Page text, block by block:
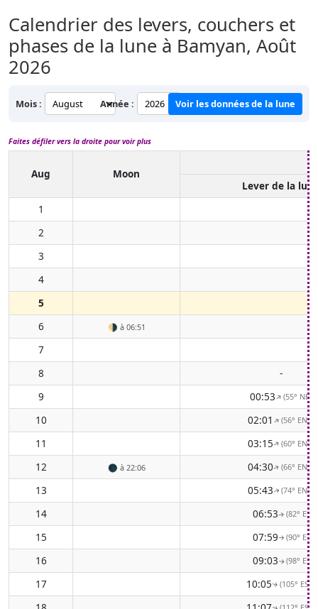
Calendrier des levers, couchers et
phases de la lune à Bamyan, Août
2026
Mois : Année : Voir les données de la lune
Faites défiler vers la droite pour voir plus
Aug
Moon
Lever de la
1
2
3
4
5
6
🌗 à 06:51
7
8
-
9
00:53↑(55° NE)
10 02:01 ↑(56° ENE)
11 03:15↑(60° ENE)
12 🌑 à 22:06 04:30↑(66° ENE)
13 05:43↑(74° ENE)
14 06:53↑(82° E)
15 07:59↑ (90° E)
16 09:03↑(98° E)
17 10:05↑(105° ESE)